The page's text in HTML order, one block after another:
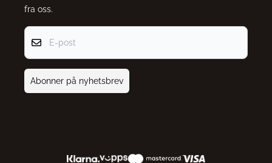
fra oss.
E-post
Abonner på nyhetsbrev